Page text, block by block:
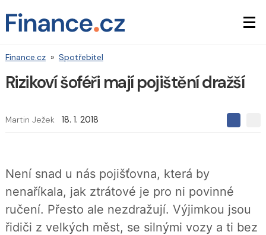
Finance.cz » Spotřebitel
Rizikoví šoféři mají pojištění dražší
Martin Ježek 18. 1. 2018
S
e
t
S
e
a
F
í
Není snad u nás pojišťovna, která by
nenaříkala, jak ztrátové je pro ni povinné
ručení. Přesto ale nezdražují. Výjimkou jsou
řidiči z velkých měst, se silnými vozy a ti bez